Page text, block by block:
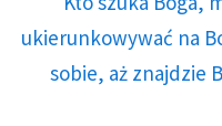
ukierunkowywać na
sobie, aż znajdzie